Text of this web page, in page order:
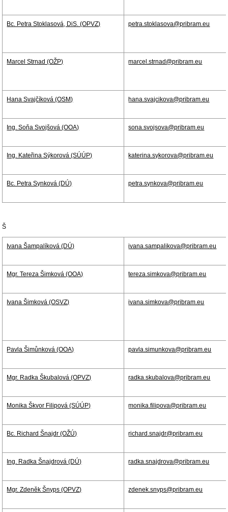
Bc. Petra Stoklasová, DiS. (OPVZ) petra.stoklasova@pribram.eu
Marcel Strnad (OŽP) marcel.strnad@pribram.eu
Hana Svajčíková (OSM) hana.svajcikova@pribram.eu
Ing. Soňa Svojšová (OOA) sona.svojsova@pribram.eu
Ing. Kateřina Sýkorová (SÚÚP) katerina.sykorova@pribram.eu
Bc. Petra Synková (DÚ) petra.synkova@pribram.eu
Š
Ivana Šampalíková (DÚ) ivana.sampalikova@pribram.eu
Mgr. Tereza Šimková (OOA) tereza.simkova@pribram.eu
Ivana Šimková (OSVZ) ivana.simkova@pribram.eu
Pavla Šimůnková (OOA) pavla.simunkova@pribram.eu
Mgr. Radka Škubalová (OPVZ) radka.skubalova@pribram.eu
Monika Škvor Filipová (SÚÚP) monika.filipova@pribram.eu
Bc. Richard Šnajdr (OŽÚ) richard.snajdr@pribram.eu
Ing. Radka Šnajdrová (DÚ) radka.snajdrova@pribram.eu
Mgr. Zdeněk Šnyps (OPVZ) zdenek.snyps@pribram.eu